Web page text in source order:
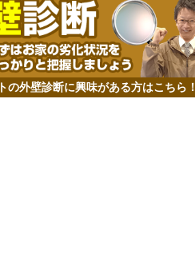
の外壁診断に興味がある方はこちら！